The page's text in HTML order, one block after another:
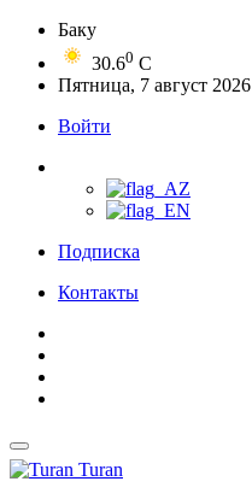
Баку
30.60 C
Пятница, 7 август 2026
Войти
Подписка
Контакты
Turan